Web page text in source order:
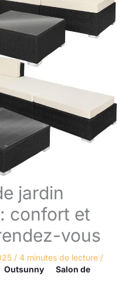
jardin
confort et
vous
/ 4 minutes de lecture /
Outsunny
Salon de